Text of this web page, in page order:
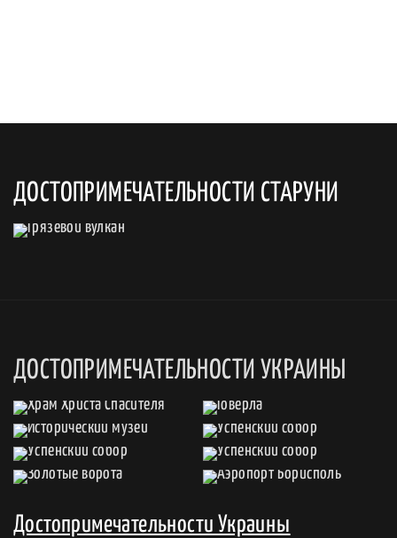
ДОСТОПРИМЕЧАТЕЛЬНОСТИ СТАРУНИ
ДОСТОПРИМЕЧАТЕЛЬНОСТИ УКРАИНЫ
Достопримечательности Украины